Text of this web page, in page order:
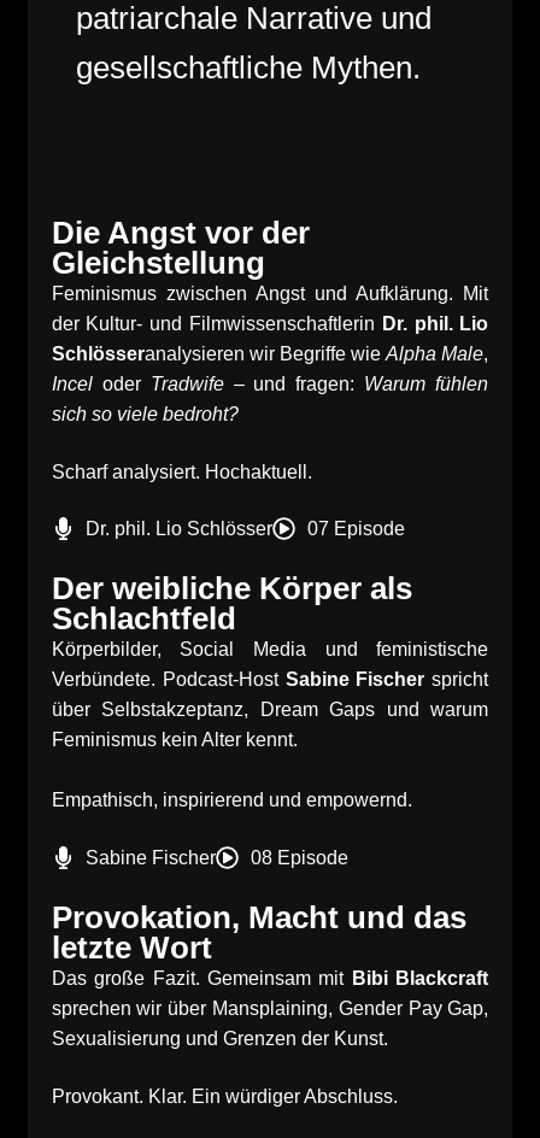
patriarchale Narrative und
gesellschaftliche Mythen.
Die Angst vor der
Gleichstellung
Feminismus zwischen Angst und Aufklärung. Mit
der Kultur- und Filmwissenschaftlerin Dr. phil. Lio
Schlösseranalysieren wir Begriffe wieAlpha Male,
Inceloder Tradwife– und fragen: Warum fühlen
sich so viele bedroht?
Scharf analysiert. Hochaktuell.
Dr. phil. Lio Schlösser 07 Episode
Der weibliche Körper als
Schlachtfeld
Körperbilder, Social Media und feministische
Verbündete. Podcast-Host Sabine Fischer spricht
über Selbstakzeptanz, Dream Gaps und warum
Feminismus kein Alter kennt.
Empathisch, inspirierend und empowernd.
Sabine Fischer 08 Episode
Provokation, Macht und das
letzte Wort
Das große Fazit. Gemeinsam mit Bibi Blackcraft
sprechen wir über Mansplaining, Gender Pay Gap,
Sexualisierung und Grenzen der Kunst.
Provokant. Klar. Ein würdiger Abschluss.